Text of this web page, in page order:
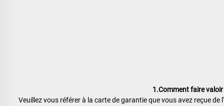
1.Comment faire
Veuillez vous référer à la carte de garantie que vous avez reçue